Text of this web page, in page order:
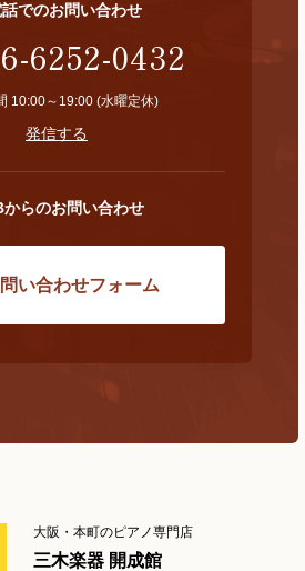
でのお問い合わせ
6252-0432
10:00～19:00 (水曜定休)
発信する
からのお問い合わせ
い合わせフォーム
大阪・本町のピアノ専門店
三木楽器 開成館